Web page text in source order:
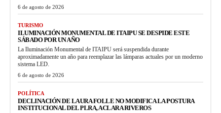
6 de agosto de 2026
TURISMO
ILUMINACIÓN MONUMENTAL DE ITAIPU SE DESPIDE ESTE
SÁBADO POR UN AÑO
La Iluminación Monumental de ITAIPU será suspendida durante
aproximadamente un año para reemplazar las lámparas actuales por un moderno
sistema LED.
6 de agosto de 2026
POLÍTICA
DECLINACIÓN DE LAURA FOLLE NO MODIFICA LA POSTURA
INSTITUCIONAL DEL PLRA, ACLARA RIVEROS